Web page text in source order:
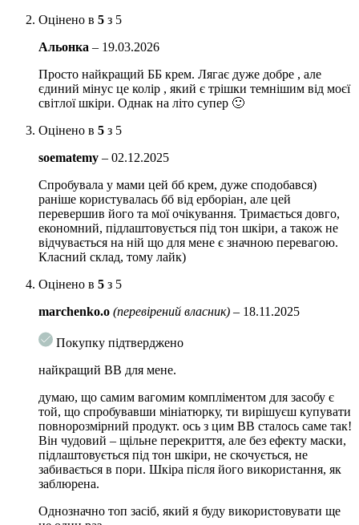
Оцінено в 5 з 5
Альонка – 19.03.2026
Просто найкращий ББ крем. Лягає дуже добре , але
єдиний мінус це колір , який є трішки темнішим від моєї
світлої шкіри. Однак на літо супер 🙂
Оцінено в 5 з 5
soematemy – 02.12.2025
Спробувала у мами цей бб крем, дуже сподобався)
раніше користувалась бб від ерборіан, але цей
перевершив його та мої очікування. Тримається довго,
економний, підлаштовується під тон шкіри, а також не
відчувається на ній що для мене є значною перевагою.
Класний склад, тому лайк)
Оцінено в 5 з 5
marchenko.o (перевірений власник) – 18.11.2025
Покупку підтверджено
найкращий ВВ для мене.
думаю, що самим вагомим компліментом для засобу є
той, що спробувавши мініатюрку, ти вирішуєш купувати
повнорозмірний продукт. ось з цим ВВ сталось саме так!
Він чудовий – щільне перекриття, але без ефекту маски,
підлаштовується під тон шкіри, не скочується, не
забивається в пори. Шкіра після його використання, як
заблюрена.
Однозначно топ засіб, який я буду використовувати ще